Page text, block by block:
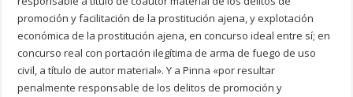
promoción y facilitación de la prostitución ajena, y explotación
económica de la prostitución ajena, en concurso ideal entre sí; en
concurso real con portación ilegítima de arma de fuego de uso
civil, a título de autor material». Y a Pinna «por resultar
penalmente responsable de los delitos de promoción y